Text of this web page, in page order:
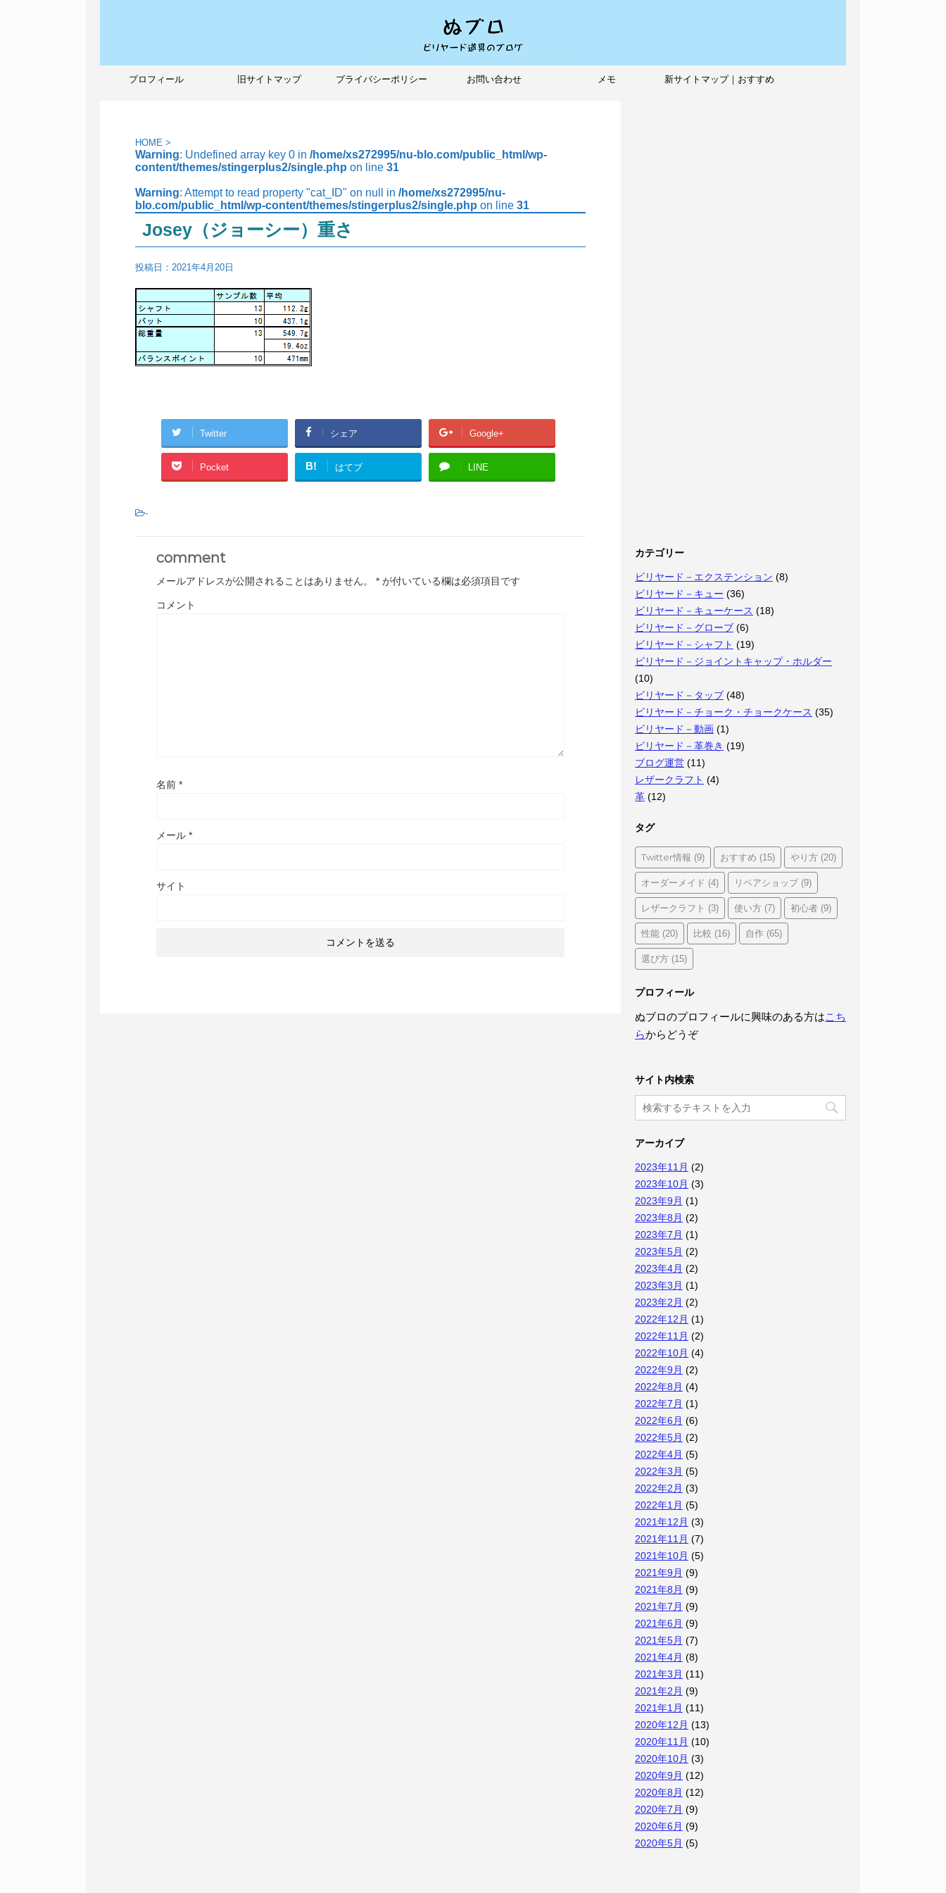
プロフィール 旧サイトマップ プライバシーポリシー お問い合わせ メモ 新サイトマップ｜おすすめ
HOME >
Warning: Undefined array key 0 in /home/xs272995/nu-blo.com/public_html/wp-
content/themes/stingerplus2/single.php on line 31
Warning: Attempt to read property "cat_ID" on null in /home/xs272995/nu-
blo.com/public_html/wp-content/themes/stingerplus2/single.php on line 31
Josey（ジョーシー）重さ
投稿日： 2021年4月20日
Twitter シェア Google+
Pocket B! はてブ LINE
-
comment
メールアドレスが公開されることはありません。 * が付いている欄は必須項目です
コメント
名前 *
メール *
サイト
カテゴリー
ビリヤード－エクステンション (8)
ビリヤード－キュー (36)
ビリヤード－キューケース (18)
ビリヤード－グローブ (6)
ビリヤード－シャフト (19)
ビリヤード－ジョイントキャップ・ホルダー
(10)
ビリヤード－タップ(48)
ビリヤード－チョーク・チョークケース (35)
ビリヤード－動画 (1)
ビリヤード－革巻き (19)
ブログ運営 (11)
レザークラフト (4)
革 (12)
タグ
Twitter情報 (9) おすすめ (15) やり方 (20)
オーダーメイド (4) リペアショップ(9)
レザークラフト (3) 使い方 (7) 初心者 (9)
性能 (20) 比較 (16) 自作 (65)
選び方 (15)
プロフィール
ぬブロのプロフィールに興味のある方はこち
らからどうぞ
サイト内検索
アーカイブ
2023年11月 (2)
2023年10月 (3)
2023年9月 (1)
2023年8月 (2)
2023年7月 (1)
2023年5月 (2)
2023年4月 (2)
2023年3月 (1)
2023年2月 (2)
2022年12月 (1)
2022年11月 (2)
2022年10月 (4)
2022年9月 (2)
2022年8月 (4)
2022年7月 (1)
2022年6月 (6)
2022年5月 (2)
2022年4月 (5)
2022年3月 (5)
2022年2月 (3)
2022年1月 (5)
2021年12月 (3)
2021年11月 (7)
2021年10月 (5)
2021年9月 (9)
2021年8月 (9)
2021年7月 (9)
2021年6月 (9)
2021年5月 (7)
2021年4月 (8)
2021年3月 (11)
2021年2月 (9)
2021年1月 (11)
2020年12月 (13)
2020年11月 (10)
2020年10月 (3)
2020年9月 (12)
2020年8月 (12)
2020年7月 (9)
2020年6月 (9)
2020年5月 (5)